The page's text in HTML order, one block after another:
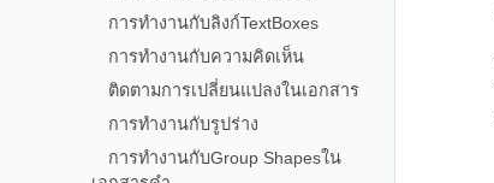
การทำงานกับลิงก์TextBoxes
การทำงานกับความคิดเห็น
ติดตามการเปลี่ยนแปลงในเอกสาร
การทำงานกับรูปร่าง
การทำงานกับGroup Shapesใน